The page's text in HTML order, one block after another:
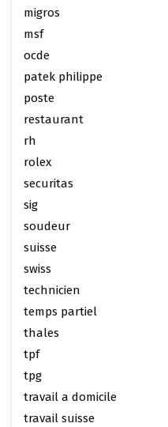
migros
msf
ocde
patek philippe
poste
restaurant
rh
rolex
securitas
sig
soudeur
suisse
swiss
technicien
temps partiel
thales
tpf
tpg
travail a domicile
travail suisse